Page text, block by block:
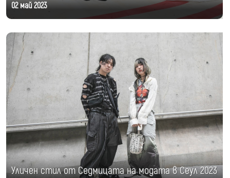
02 май 2023
Уличен стил от Седмицата на модата в Сеул 2023